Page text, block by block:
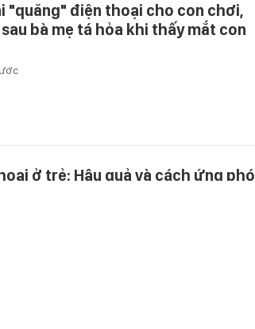
"quăng" điện thoại cho con chơi,
bà mẹ tá hỏa khi thấy mắt con
ở trẻ: Hậu quả và cách ứng phó